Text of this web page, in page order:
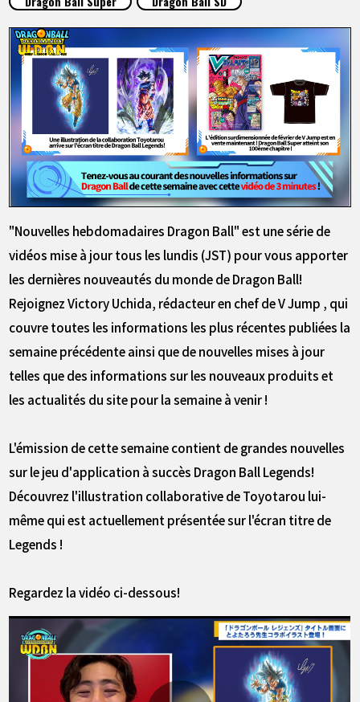
JP
EN FR DE ES
"Nouvelles hebdomadaires Dragon Ball" est une série de
vidéos mise à jour tous les lundis (JST) pour vous apporter
les dernières nouveautés du monde de Dragon Ball!
Rejoignez Victory Uchida, rédacteur en chef de V Jump , qui
couvre toutes les informations les plus récentes publiées la
semaine précédente ainsi que de nouvelles mises à jour
telles que des informations sur les nouveaux produits et
les actualités du site pour la semaine à venir !
L'émission de cette semaine contient de grandes nouvelles
sur le jeu d'application à succès Dragon Ball Legends!
Découvrez l'illustration collaborative de Toyotarou lui-
même qui est actuellement présentée sur l'écran titre de
Legends !
Regardez la vidéo ci-dessous!